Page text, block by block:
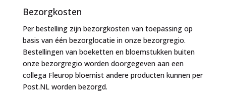
Bezorgkosten
Per bestelling zijn bezorgkosten van toepassing op
basis van één bezorglocatie in onze bezorgregio.
Bestellingen van boeketten en bloemstukken buiten
onze bezorgregio worden doorgegeven aan een
collega Fleurop bloemist andere producten kunnen per
Post.NL worden bezorgd.